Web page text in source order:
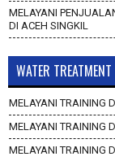
MELAYANI
DI ACEH SINGKIL
WATER
MELAYANI TRAINING
MELAYANI TRAINING
MELAYANI TRAINING